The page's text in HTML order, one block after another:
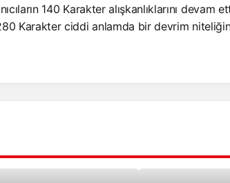
140 Karakter alışkanlıklarını
Karakter ciddi anlamda bir devrim